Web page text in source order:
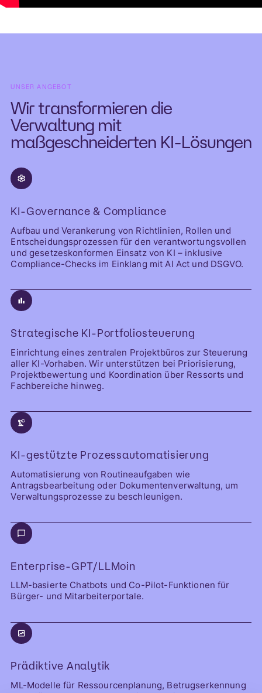
UNSER ANGEBOT
Wir transformieren die
Verwaltung mit
maßgeschneiderten KI-Lösungen
KI-Governance & Compliance
Aufbau und Verankerung von Richtlinien, Rollen und
Entscheidungsprozessen für den verantwortungsvollen
und gesetzeskonformen Einsatz von KI – inklusive
Compliance-Checks im Einklang mit AI Act und DSGVO.
Strategische KI-Portfoliosteuerung
Einrichtung eines zentralen Projektbüros zur Steuerung
aller KI-Vorhaben. Wir unterstützen bei Priorisierung,
Projektbewertung und Koordination über Ressorts und
Fachbereiche hinweg.
KI-gestützte Prozessautomatisierung
Automatisierung von Routineaufgaben wie
Antragsbearbeitung oder Dokumentenverwaltung, um
Verwaltungsprozesse zu beschleunigen.
Enterprise-GPT/LLMoin
LLM-basierte Chatbots und Co-Pilot-Funktionen für
Bürger- und Mitarbeiterportale.
Prädiktive Analytik
ML-Modelle für Ressourcenplanung, Betrugserkennung